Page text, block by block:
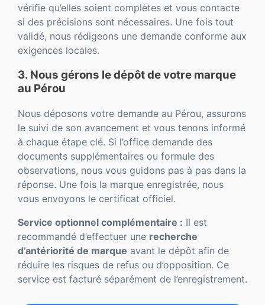
vérifie qu’elles soient complètes et vous contacte
si des précisions sont nécessaires. Une fois tout
validé, nous rédigeons une demande conforme aux
exigences locales.
3. Nous gérons le dépôt de votre marque
au Pérou
Nous déposons votre demande au Pérou, assurons
le suivi de son avancement et vous tenons informé
à chaque étape clé. Si l’office demande des
documents supplémentaires ou formule des
observations, nous vous guidons pas à pas dans la
réponse. Une fois la marque enregistrée, nous
vous envoyons le certificat officiel.
Service optionnel complémentaire : Il est
recommandé d’effectuer une recherche
d’antériorité de marque avant le dépôt afin de
réduire les risques de refus ou d’opposition. Ce
service est facturé séparément de l’enregistrement.